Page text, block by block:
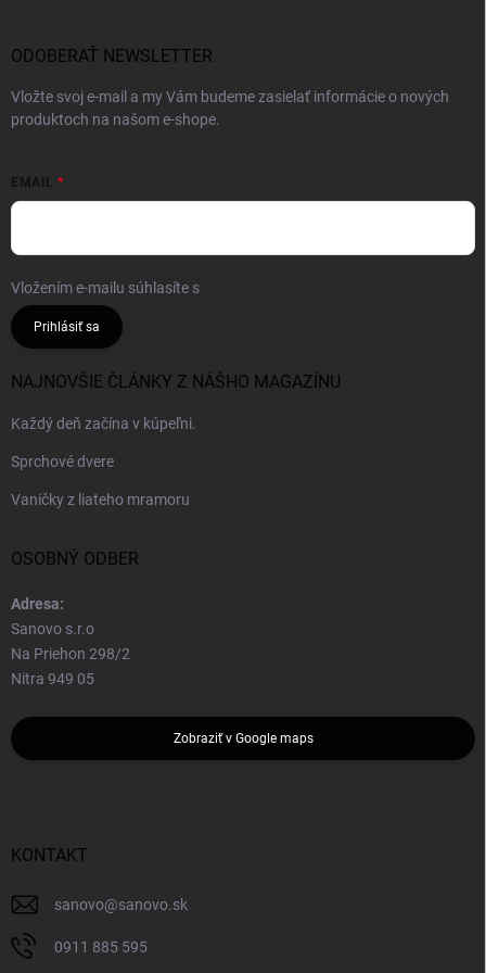
ODOBERAŤ NEWSLETTER
Vložte svoj e-mail a my Vám budeme zasielať informácie o nových
produktoch na našom e-shope.
EMAIL
Vložením e-mailu súhlasíte s
Prihlásiť sa
NAJNOVŠIE ČLÁNKY Z NÁŠHO MAGAZÍNU
Každý deň začína v kúpeľni.
Sprchové dvere
Vaničky z liateho mramoru
OSOBNÝ ODBER
Adresa:
Sanovo s.r.o
Na Priehon 298/2
Nitra 949 05
Zobraziť v Google maps
KONTAKT
sanovo@sanovo.sk
0911 885 595